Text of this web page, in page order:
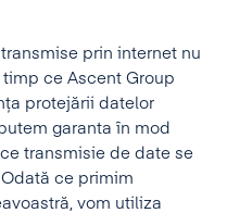
prin internet nu
ce Ascent Group
protejării datelor
garanta în mod
transmisie de date se
ce primim
vom utiliza